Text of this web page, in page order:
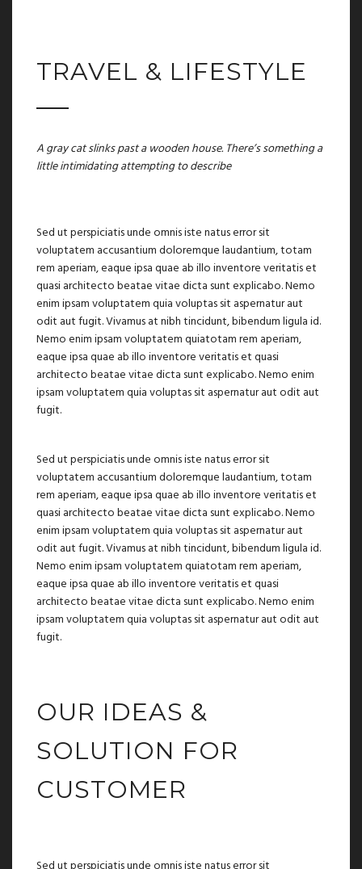
TRAVEL & LIFESTYLE
A gray cat slinks past a wooden house. There’s something a
little intimidating attempting to describe
Sed ut perspiciatis unde omnis iste natus error sit
voluptatem accusantium doloremque laudantium, totam
rem aperiam, eaque ipsa quae ab illo inventore veritatis et
quasi architecto beatae vitae dicta sunt explicabo. Nemo
enim ipsam voluptatem quia voluptas sit aspernatur aut
odit aut fugit. Vivamus at nibh tincidunt, bibendum ligula id.
Nemo enim ipsam voluptatem quiatotam rem aperiam,
eaque ipsa quae ab illo inventore veritatis et quasi
architecto beatae vitae dicta sunt explicabo. Nemo enim
ipsam voluptatem quia voluptas sit aspernatur aut odit aut
fugit.
Sed ut perspiciatis unde omnis iste natus error sit
voluptatem accusantium doloremque laudantium, totam
rem aperiam, eaque ipsa quae ab illo inventore veritatis et
quasi architecto beatae vitae dicta sunt explicabo. Nemo
enim ipsam voluptatem quia voluptas sit aspernatur aut
odit aut fugit. Vivamus at nibh tincidunt, bibendum ligula id.
Nemo enim ipsam voluptatem quiatotam rem aperiam,
eaque ipsa quae ab illo inventore veritatis et quasi
architecto beatae vitae dicta sunt explicabo. Nemo enim
ipsam voluptatem quia voluptas sit aspernatur aut odit aut
fugit.
OUR IDEAS &
SOLUTION FOR
CUSTOMER